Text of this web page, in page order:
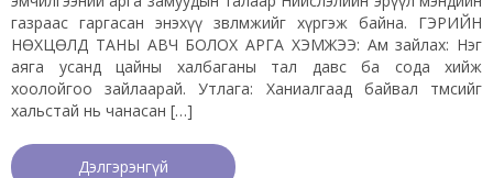
газраас гаргасан энэхүү зөвлөмжийг хүргэж байна. ГЭРИЙН
НӨХЦӨЛД ТАНЫ АВЧ БОЛОХ АРГА ХЭМЖЭЭ: Ам зайлах: Нэг
аяга усанд цайны халбаганы тал давс ба сода хийж
хоолойгоо зайлаарай. Утлага: Ханиалгаад байвал төмсийг
хальстай нь чанасан […]
Дэлгэрэнгүй